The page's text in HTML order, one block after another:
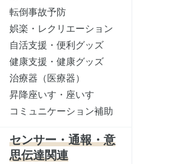
転倒事故予防
娯楽・レクリエーション
自活支援・便利グッズ
健康支援・健康グッズ
治療器（医療器）
昇降座いす・座いす
コミュニケーション補助
センサー・通報・意
思伝達関連